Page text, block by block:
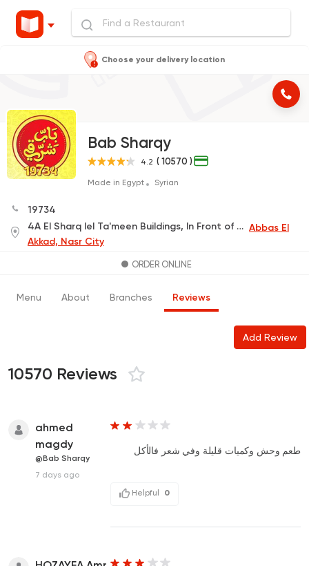
Choose your delivery location
Bab Sharqy
4.2 ( 10570 )
Made in Egypt Syrian
19734
4A El Sharq lel Ta'meen Buildings, In Front of The International Park Main Gate Abbas El
Akkad, Nasr City
ORDER ONLINE
Menu About Branches Reviews
Add Review
10570 Reviews
ahmed
magdy
@Bab Sharqy
7 days ago
طعم وحش وكميات قليلة وفي شعر فالأكل
Helpful 0